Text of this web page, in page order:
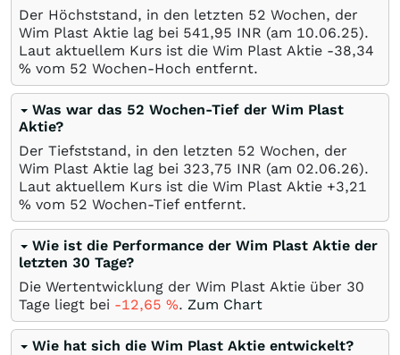
Der Höchststand, in den letzten 52 Wochen, der
Wim Plast Aktie lag bei 541,95 INR (am 10.06.25).
Laut aktuellem Kurs ist die Wim Plast Aktie -38,34
% vom 52 Wochen-Hoch entfernt.
Was war das 52 Wochen-Tief der Wim Plast
Aktie?
Der Tiefststand, in den letzten 52 Wochen, der
Wim Plast Aktie lag bei 323,75 INR (am 02.06.26).
Laut aktuellem Kurs ist die Wim Plast Aktie +3,21
% vom 52 Wochen-Tief entfernt.
Wie ist die Performance der Wim Plast Aktie der
letzten 30 Tage?
Die Wertentwicklung der Wim Plast Aktie über 30
Tage liegt bei -12,65 %. Zum Chart
Wie hat sich die Wim Plast Aktie entwickelt?